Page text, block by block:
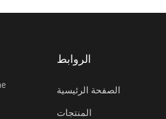
الروابط
الصفحة الرئيسية
المنتجات